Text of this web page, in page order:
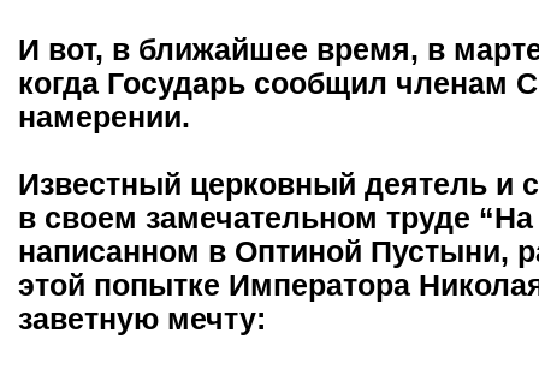
И вот, в ближайшее время, в
когда Государь сообщил членам
намерении.
Известный церковный деятель и
в своем замечательном труде
написанном в Оптиной Пустыни,
этой попытке Императора
заветную мечту: